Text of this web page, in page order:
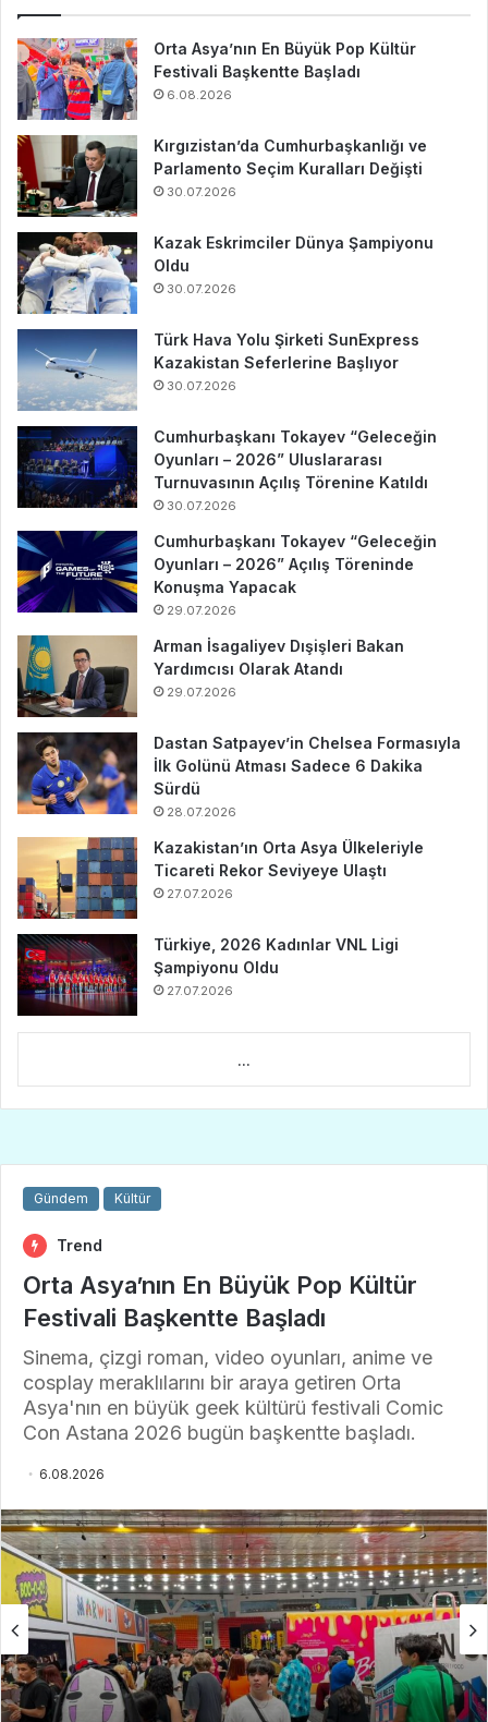
Orta Asya’nın En Büyük Pop Kültür
Festivali Başkentte Başladı
6.08.2026
Kırgızistan’da Cumhurbaşkanlığı ve
Parlamento Seçim Kuralları Değişti
30.07.2026
Kazak Eskrimciler Dünya Şampiyonu
Oldu
30.07.2026
Türk Hava Yolu Şirketi SunExpress
Kazakistan Seferlerine Başlıyor
30.07.2026
Cumhurbaşkanı Tokayev “Geleceğin
Oyunları – 2026” Uluslararası
Turnuvasının Açılış Törenine Katıldı
30.07.2026
Cumhurbaşkanı Tokayev “Geleceğin
Oyunları – 2026” Açılış Töreninde
Konuşma Yapacak
29.07.2026
Arman İsagaliyev Dışişleri Bakan
Yardımcısı Olarak Atandı
29.07.2026
Dastan Satpayev’in Chelsea Formasıyla
İlk Golünü Atması Sadece 6 Dakika
Sürdü
28.07.2026
Kazakistan’ın Orta Asya Ülkeleriyle
Ticareti Rekor Seviyeye Ulaştı
27.07.2026
Türkiye, 2026 Kadınlar VNL Ligi
Şampiyonu Oldu
27.07.2026
...